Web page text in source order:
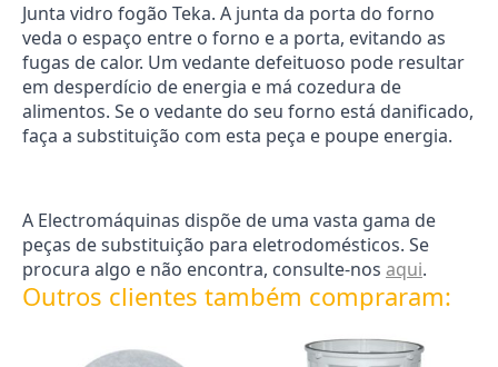
Junta vidro fogão Teka. A junta da porta do forno
veda o espaço entre o forno e a porta, evitando as
fugas de calor. Um vedante defeituoso pode resultar
em desperdício de energia e má cozedura de
alimentos. Se o vedante do seu forno está danificado,
faça a substituição com esta peça e poupe energia.
A Electromáquinas dispõe de uma vasta gama de
peças de substituição para eletrodomésticos. Se
procura algo e não encontra, consulte-nos aqui.
Outros clientes também compraram: